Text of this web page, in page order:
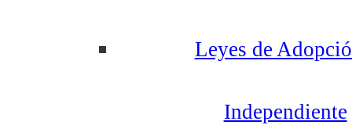
Leyes de
Independiente